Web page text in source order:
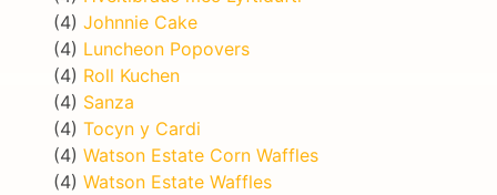
(4) Johnnie Cake
(4) Luncheon Popovers
(4) Roll Kuchen
(4) Sanza
(4) Tocyn y Cardi
(4) Watson Estate Corn Waffles
(4) Watson Estate Waffles